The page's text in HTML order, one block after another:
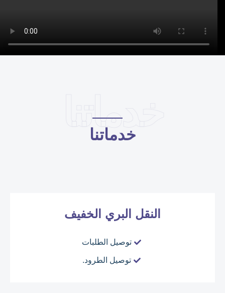
خدماتنا
خدماتنا
النقل البري الخفيف
توصيل الطلبات
توصيل الطرود.